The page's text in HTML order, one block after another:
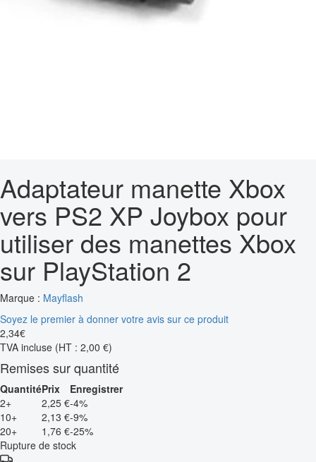
Adaptateur manette Xbox
vers PS2 XP Joybox pour
utiliser des manettes Xbox
sur PlayStation 2
Marque : Mayflash
Soyez le premier à donner votre avis sur ce produit
2,34€
TVA incluse (HT : 2,00 €)
Remises sur quantité
QuantitéPrix
Enregistrer
2+
2,25 €-4%
10+
2,13 €-9%
20+
1,76 €-25%
Rupture de stock